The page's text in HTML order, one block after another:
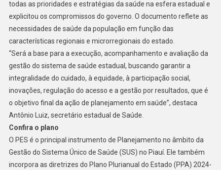
todas as prioridades e estratégias da saúde na esfera estadual e
explicitou os compromissos do governo. O documento reflete as
necessidades de saúde da população em função das
características regionais e microrregionais do estado.
“Será a base para a execução, acompanhamento e avaliação da
gestão do sistema de saúde estadual, buscando garantir a
integralidade do cuidado, à equidade, à participação social,
inovações, regulação do acesso e a gestão por resultados, que é
o objetivo final da ação de planejamento em saúde”, destaca
Antônio Luiz, secretário estadual de Saúde.
Confira o plano
O PES é o principal instrumento de Planejamento no âmbito da
Gestão do Sistema Único de Saúde (SUS) no Piauí. Ele também
incorpora as diretrizes do Plano Plurianual do Estado (PPA) 2024-